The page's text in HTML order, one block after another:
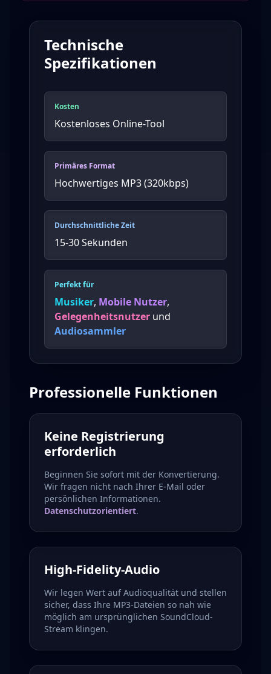
Technische
Spezifikationen
Kosten
Kostenloses Online-Tool
Primäres Format
Hochwertiges MP3 (320kbps)
Durchschnittliche Zeit
15-30 Sekunden
Perfekt für
Musiker, Mobile Nutzer,
Gelegenheitsnutzer und
Audiosammler
Professionelle Funktionen
Keine Registrierung
erforderlich
Beginnen Sie sofort mit der Konvertierung.
Wir fragen nicht nach Ihrer E-Mail oder
persönlichen Informationen.
Datenschutzorientiert.
High-Fidelity-Audio
Wir legen Wert auf Audioqualität und stellen
sicher, dass Ihre MP3-Dateien so nah wie
möglich am ursprünglichen SoundCloud-
Stream klingen.